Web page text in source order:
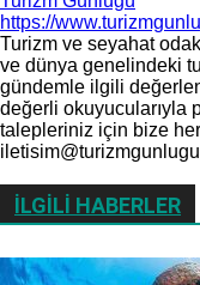
https://
Turizm ve seyahat
ve dünya genelindeki
gündemle ilgili
değerli okuyucularıyla
talepleriniz için bize
İLGILI HABERLER
Çeşme